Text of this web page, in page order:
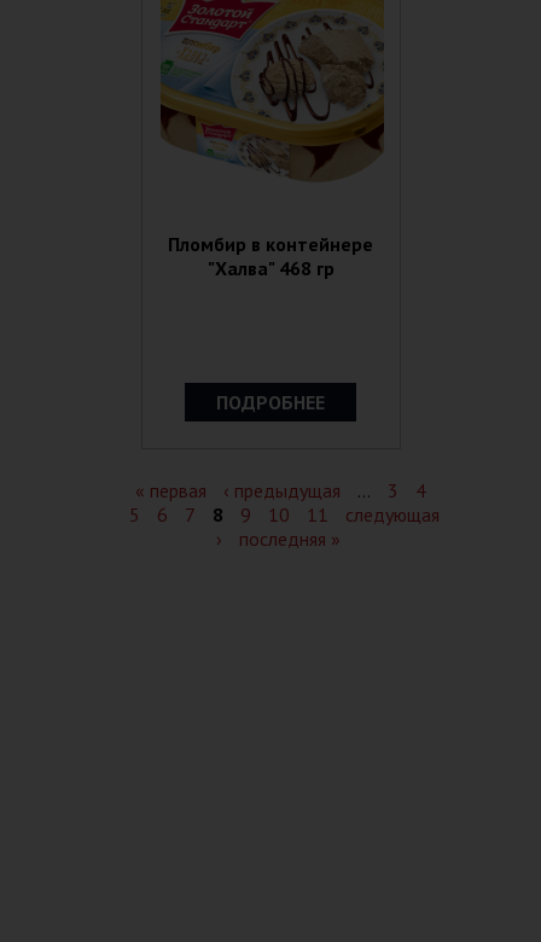
Пломбир в контейнере
"Халва" 468 гр
ПОДРОБНЕЕ
Страницы
« первая ‹ предыдущая … 3
4
5
6 7 8 9 10 11
следующая
›
последняя »